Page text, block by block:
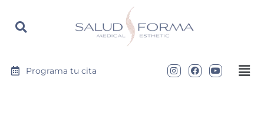
https://saludyformamedical.com
Programa tu cita